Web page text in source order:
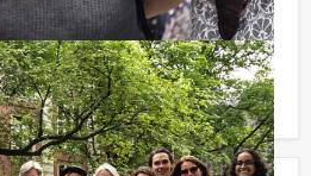
aantal deelnemers? Als u
aantal te betalen, kunt u
personen boeken.